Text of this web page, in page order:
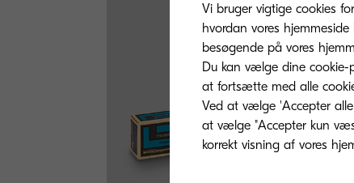
Vi bruger vigtige cookies
hvordan vores
besøgende på vores
Du kan vælge dine cookie-
at fortsætte med alle
Ved at vælge 'Accepter
at vælge "Accepter kun